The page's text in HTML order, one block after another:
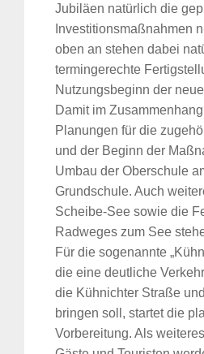
Jubiläen natürlich die
Investitionsmaßnahmen
oben an stehen dabei
termingerechte
Nutzungsbeginn der
Damit im
Planungen für die
und der Beginn der
Umbau der Oberschule
Grundschule. Auch
Scheibe-See sowie die
Radweges zum See
Für die sogenannte
die eine deutliche
die Kühnichter Straße
bringen soll, startet die
Vorbereitung. Als